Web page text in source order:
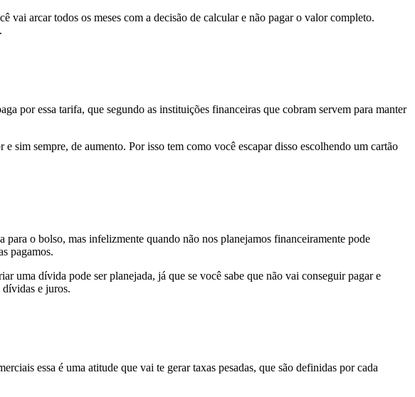
vai arcar todos os meses com a decisão de calcular e não pagar o valor completo.
por essa tarifa, que segundo as instituições financeiras que cobram servem para manter
sim sempre, de aumento. Por isso tem como você escapar disso escolhendo um cartão
para o bolso, mas infelizmente quando não nos planejamos financeiramente pode
pagamos.
uma dívida pode ser planejada, já que se você sabe que não vai conseguir pagar e
e juros.
essa é uma atitude que vai te gerar taxas pesadas, que são definidas por cada